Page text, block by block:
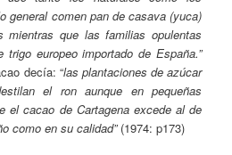
general comen pan de casava (yuca)
que las familias opulentas
europeo importado de España.”
decía: “las plantaciones de azúcar
el ron aunque en pequeñas
el cacao de Cartagena excede al de
como en su calidad” (1974: p173)